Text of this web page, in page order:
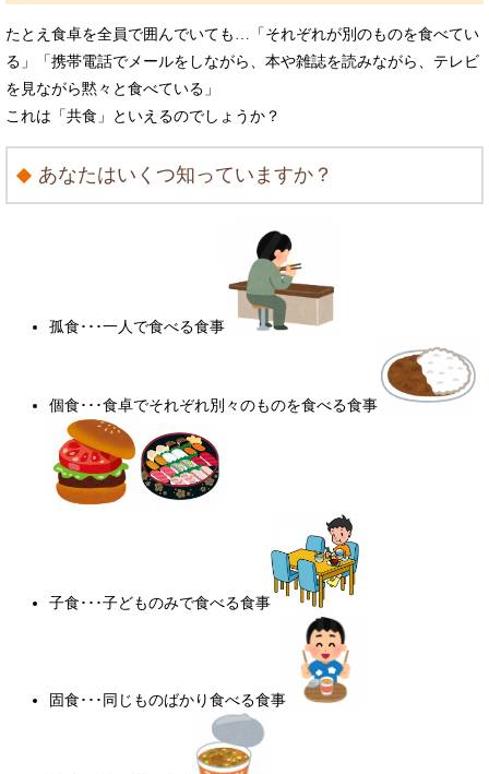
たとえ食卓を全員で囲んでいても…「それぞれが別のものを食べてい
る」「携帯電話でメールをしながら、本や雑誌を読みながら、テレビ
を見ながら黙々と食べている」
これは「共食」といえるのでしょうか？
あなたはいくつ知っていますか？
孤食･･･一人で食べる食事
個食･･･食卓でそれぞれ別々のものを食べる食事
子食･･･子どものみで食べる食事
固食･･･同じものばかり食べる食事